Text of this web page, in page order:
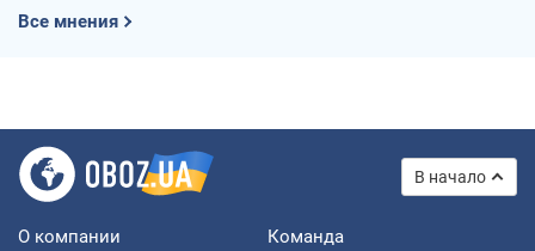
Все мнения
В начало
О компании Команда